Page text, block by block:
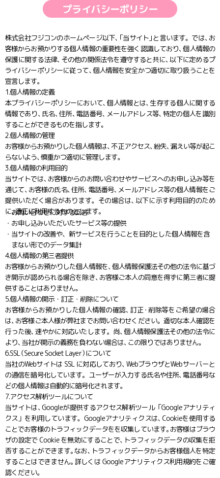
プライバシーポリシー
株式会社フジコンのホームページ以下、
「当サイト 」と言います。では、お
客様からお預かりする個人情報の重要性を強く認識しており、個人情報の
保護に関する法律、その他の関係法令を遵守すると共に、以下に定めるプ
ライバシーポリシーに従って、個人情報を安全かつ適切に取り扱うことを
宣言します。
1.個人情報の定義
本プライバシーポリシーにおいて、個人情報とは、生存する個人に関する
情報であり、氏名、住所、電話番号、メールアドレス等、特定の個人を識別
することができるものを指します。
2.個人情報の管理
お客様からお預かりした個人情報は、不正アクセス、紛失、漏えい等が起こ
らないよう、慎重かつ適切に管理します。
3.個人情報の利用目的
当サイトでは、お客様からのお問い合わせやサービスへのお申し込み等を
通じて、お客様の氏名、住所、電話番号、メールアドレス等の個人情報をご
提供いただく場合があります。その場合は、以下に示す利用目的のため
に、適正に利用するものとします。
お問い合わせに対する回答
お申し込みいただいたサービス等の提供
当サイトの改善や、新サービスを行うことを目的とした個人情報を含
まない形でのデータ集計
4.個人情報の第三者提供
お客様からお預かりした個人情報を、個人情報保護法その他の法令に基づ
き開示が認められる場合を除き、お客様ご本人の同意を得ずに第三者に提
供することはありません。
5.個人情報の開示・訂正・削除について
お客様からお預かりした個人情報の確認、訂正・削除等をご希望の場合
は、お客様ご本人様が弊社までお問い合わせください。適切な本人確認を
行った後、速やかに対応いたします。尚、個人情報保護法その他の法令に
より、当社が開示の義務を負わない場合は、この限りではありません。
6.SSL（Secure Socket Layer）について
当社のWebサイトは SSL に対応しており、WebブラウザとWebサーバーと
の通信を暗号化しています。ユーザーが入力する氏名や住所、電話番号な
どの個人情報は自動的に暗号化されます。
7.アクセス解析ツールについて
当サイトは、Googleが提供するアクセス解析ツール「Googleアナリティ
クス」を利用しています。Googleアナリティクスは、Cookieを使用する
ことでお客様のトラフィックデータをを収集しています。お客様はブラウ
ザの設定で Cookie を無効にすることで、トラフィックデータの収集を拒
否することができます。なお、トラフィックデータからお客様個人を特定
することはできません。詳しくは Googleアナリティクス利用規約をご確
認ください。